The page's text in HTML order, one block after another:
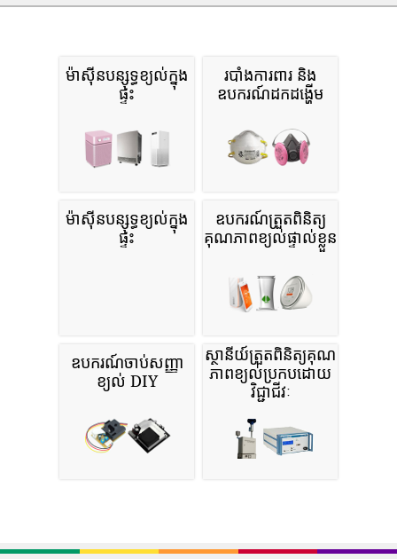
ម៉ាស៊ីនបន្សុទ្ធខ្យល់ក្នុង
ផ្ទះ
របាំងការពារ និង
ឧបករណ៍ដកដង្ហើម
ម៉ាស៊ីនបន្សុទ្ធខ្យល់ក្នុង
ផ្ទះ
ឧបករណ៍ត្រួតពិនិត្យ
គុណភាពខ្យល់ផ្ទាល់ខ្លួន
ឧបករណ៍ចាប់សញ្ញា
ខ្យល់ DIY
ស្ថានីយ៍ត្រួតពិនិត្យគុណ
ភាពខ្យល់ប្រកបដោយ
វិជ្ជាជីវៈ